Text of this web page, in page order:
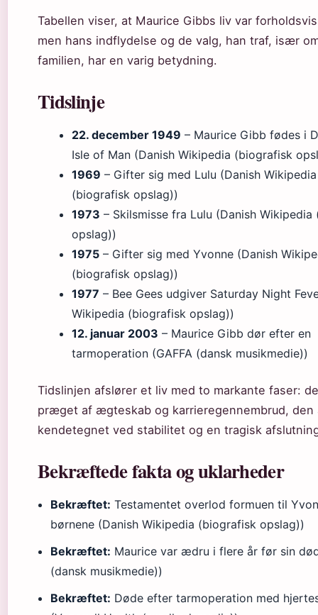
Tabellen viser, at Maurice Gibbs liv var
men hans indflydelse og de valg, han traf, især
familien, har en varig betydning.
Tidslinje
22. december 1949 – Maurice Gibb fødes i
Isle of Man (Danish Wikipedia (biografisk
1969 – Gifter sig med Lulu (Danish Wikipedia
(biografisk opslag))
1973 – Skilsmisse fra Lulu (Danish
opslag))
1975 – Gifter sig med Yvonne (Danish
(biografisk opslag))
1977 – Bee Gees udgiver Saturday Night
Wikipedia (biografisk opslag))
12. januar 2003 – Maurice Gibb dør efter en
tarmoperation (GAFFA (dansk musikmedie))
Tidslinjen afslører et liv med to markante faser:
præget af ægteskab og karrieregennembrud, den
kendetegnet ved stabilitet og en tragisk
Bekræftede fakta og uklarheder
Bekræftet: Testamentet overlod formuen til
børnene (Danish Wikipedia (biografisk opslag))
Bekræftet: Maurice var ædru i flere år før sin
(dansk musikmedie))
Bekræftet: Døde efter tarmoperation med